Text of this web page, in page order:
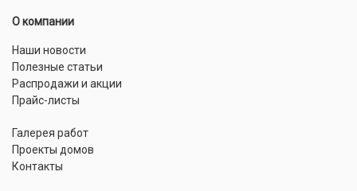
О компании
Наши новости
Полезные статьи
Распродажи и акции
Прайс-листы
Галерея работ
Проекты домов
Контакты